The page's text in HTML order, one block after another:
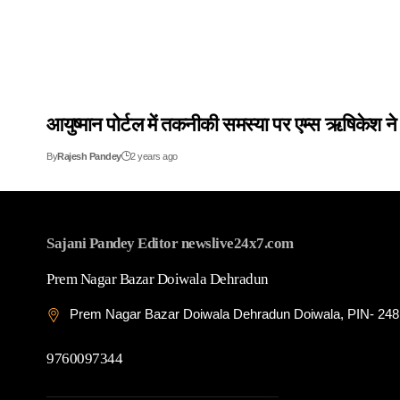
आयुष्मान पोर्टल में तकनीकी समस्या पर एम्स ऋषिकेश
ByRajesh Pandey 2 years ago
Sajani Pandey Editor newslive24x7.com
Prem Nagar Bazar Doiwala Dehradun
Prem Nagar Bazar Doiwala Dehradun Doiwala, PIN-
9760097344